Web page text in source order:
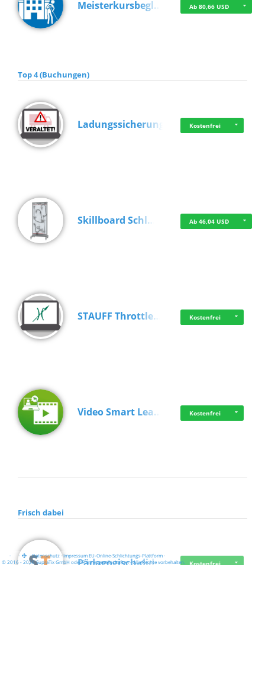
Meisterkursbegl… Ab 80,66 USD
Top 4 (Buchungen)
Ladungssicherung Kostenfrei
Skillboard Schl… Ab 46,04 USD
STAUFF Throttle… Kostenfrei
Video Smart Lea… Kostenfrei
Frisch dabei
Pädagogisch-did… Kostenfrei
· · ·Datenschutz·Impressum EU-Online-Schlichtungs-Plattform·
© 2016 - 2026 SupraTix GmbH oder Partnergesellschaften - Alle Rechte vorbehalten.